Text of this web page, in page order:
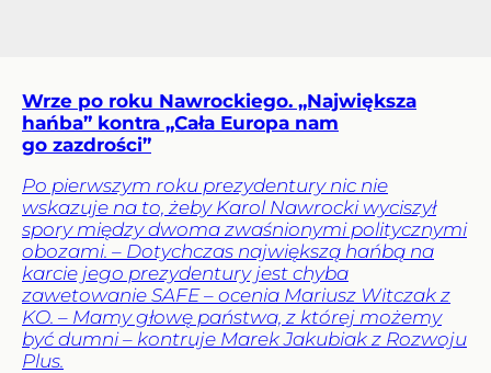
Wrze po roku Nawrockiego. „Największa
hańba” kontra „Cała Europa nam
go zazdrości”
Po pierwszym roku prezydentury nic nie
wskazuje na to, żeby Karol Nawrocki wyciszył
spory między dwoma zwaśnionymi politycznymi
obozami. – Dotychczas największą hańbą na
karcie jego prezydentury jest chyba
zawetowanie SAFE – ocenia Mariusz Witczak z
KO. – Mamy głowę państwa, z której możemy
być dumni – kontruje Marek Jakubiak z Rozwoju
Plus.